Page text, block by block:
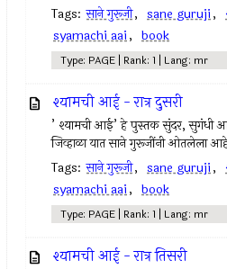
Tags: साने गुरूजी, sane guruji,
syamachi aai, book
Type: PAGE | Rank: 1 | Lang: mr
श्यामची आई - रात्र दुसरी
’ श्यामची आई’ हे पुस्तक सुंदर, सुगंधी
जिव्हाळा यात साने गुरूजींनी ओतलेला
Tags: साने गुरूजी, sane guruji,
syamachi aai, book
Type: PAGE | Rank: 1 | Lang: mr
श्यामची आई - रात्र तिसरी